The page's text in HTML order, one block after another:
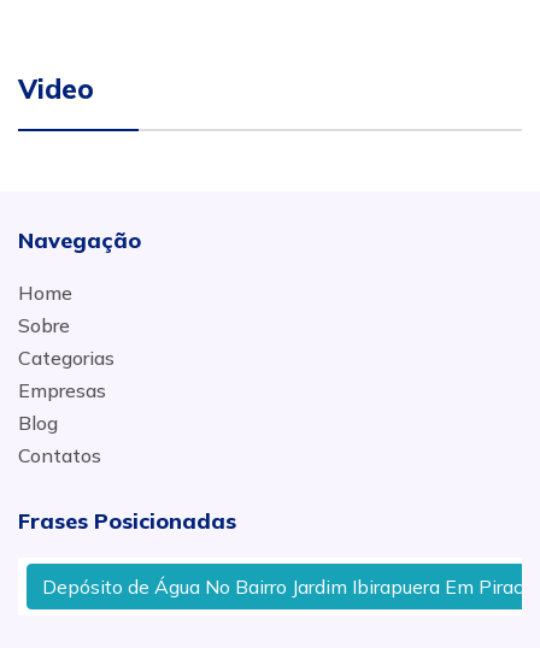
Video
Navegação
Home
Sobre
Categorias
Empresas
Blog
Contatos
Frases Posicionadas
Depósito de Água No Bairro Jardim Ibirapuera Em